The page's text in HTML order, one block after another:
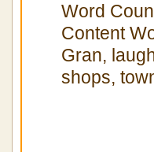
Word
Content
Gran,
shops,